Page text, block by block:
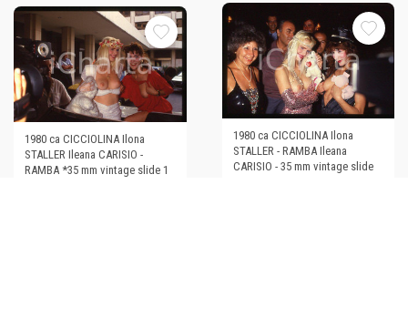
1980 ca CICCIOLINA Ilona
STALLER - RAMBA Ileana
CARISIO - 35 mm vintage slide
1980 ca CICCIOLINA Ilona
STALLER Ileana CARISIO -
RAMBA *35 mm vintage slide 1